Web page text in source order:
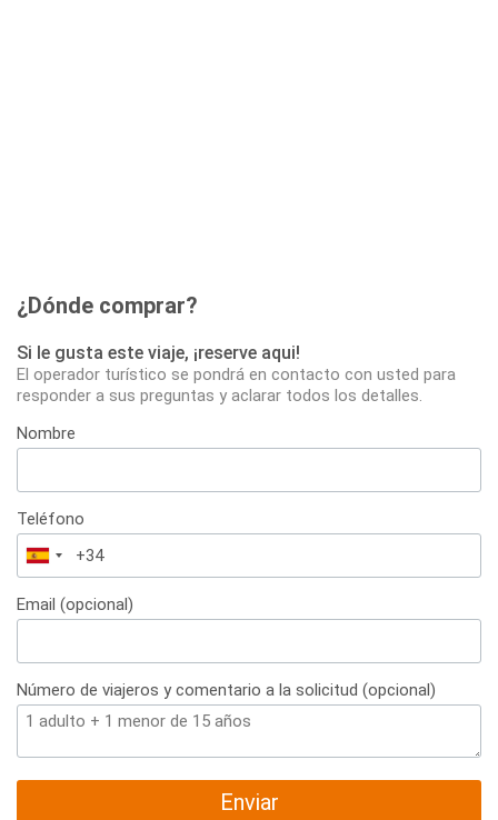
¿Dónde comprar?
Si le gusta este viaje, ¡reserve aqui!
El operador turístico se pondrá en contacto con usted para
responder a sus preguntas y aclarar todos los detalles.
Nombre
Teléfono
España
+34
Email (opcional)
Número de viajeros y comentario a la solicitud (opcional)
Enviar